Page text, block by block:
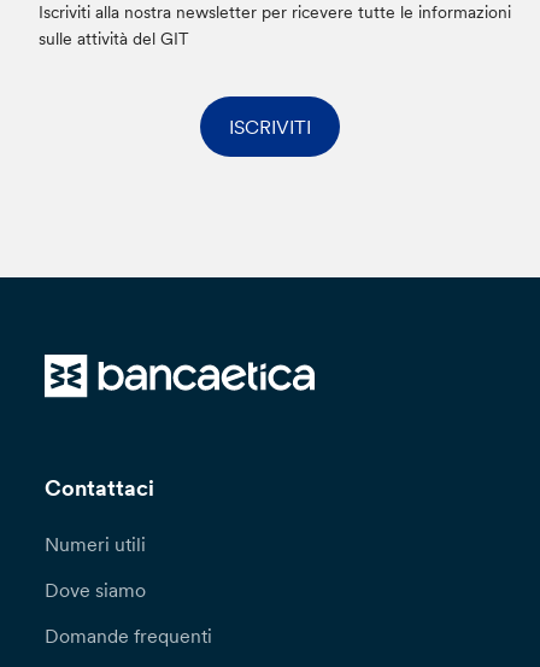
Iscriviti alla nostra newsletter per ricevere tutte le informazioni
sulle attività del GIT
ISCRIVITI
Contattaci
Numeri utili
Dove siamo
Domande frequenti